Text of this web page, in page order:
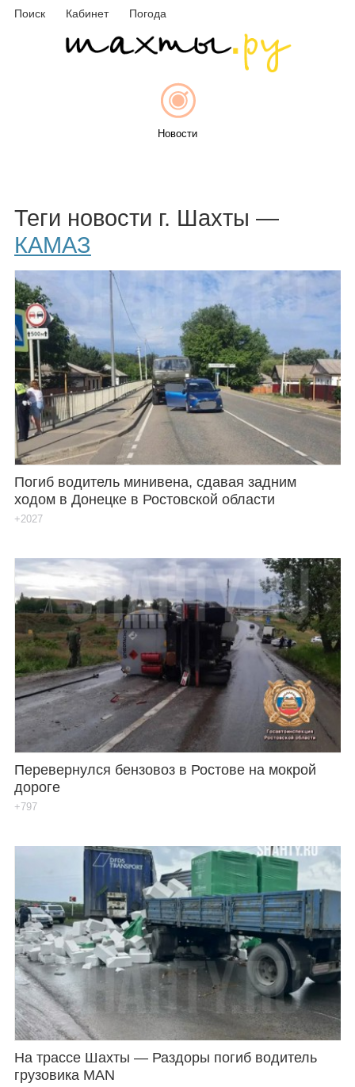
Поиск Кабинет Погода
Новости
Афиша
Объявления
Каталог
Инфо
Карты
Фотогалерея
Теги новости г. Шахты —
КАМАЗ
Погиб водитель минивена, сдавая задним
ходом в Донецке в Ростовской области
+2027
Перевернулся бензовоз в Ростове на мокрой
дороге
+797
На трассе Шахты — Раздоры погиб водитель
грузовика MAN